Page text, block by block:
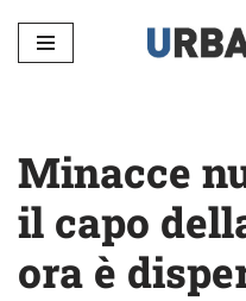
Vai
Minacce
il capo
ora è